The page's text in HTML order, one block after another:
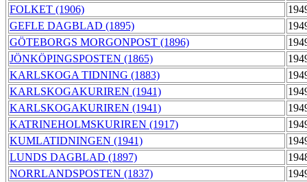
FOLKET (1906)
GEFLE DAGBLAD (1895)
GÖTEBORGS MORGONPOST (1896)
JÖNKÖPINGSPOSTEN (1865)
KARLSKOGA TIDNING (1883)
KARLSKOGAKURIREN (1941)
KARLSKOGAKURIREN (1941)
KATRINEHOLMSKURIREN (1917)
KUMLATIDNINGEN (1941)
LUNDS DAGBLAD (1897)
NORRLANDSPOSTEN (1837)